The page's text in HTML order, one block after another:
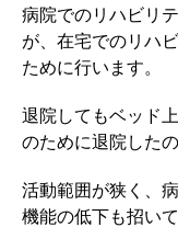
病院でのリハビリ
が、在宅でのリハ
ために行います。
退院してもベッド
のために退院した
活動範囲が狭く、
機能の低下も招い